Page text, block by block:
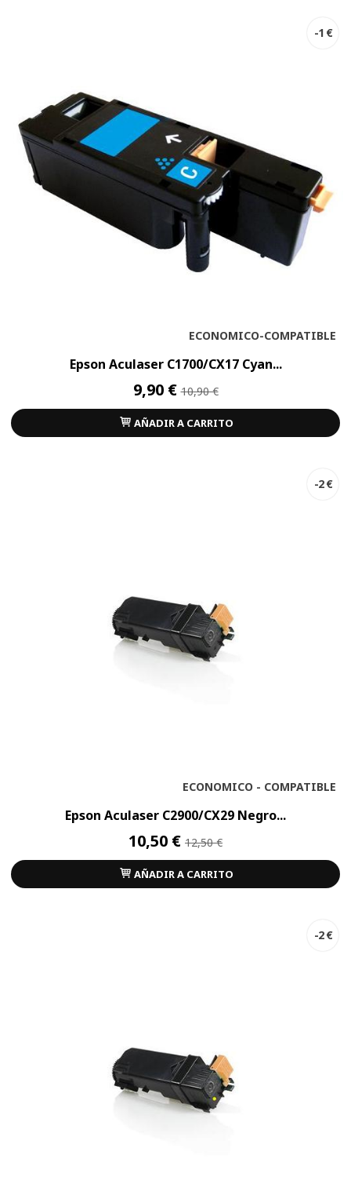
ECONOMICO-COMPATIBLE
-1 €
Epson Aculaser C1700/CX17 Cyan...
9,90 €10,90 €
AÑADIR A CARRITO
ECONOMICO - COMPATIBLE
-2 €
Epson Aculaser C2900/CX29 Negro...
10,50 € 12,50 €
AÑADIR A CARRITO
-2 €